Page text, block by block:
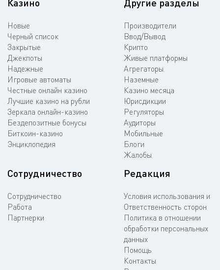
Казино
Новые
Черный список
Закрытые
Джекпоты
Надежные
Игровые автоматы
Честные онлайн казино
Лучшие казино на рубли
Зеркала онлайн-казино
Бездепозитные бонусы
Биткоин-казино
Энциклопедия
Другие разделы
Производители
Ввод/Вывод
Крипто
Живые платформы
Агрегаторы
Наземные
Казино месяца
Юрисдикции
Регуляторы
Аудиторы
Мобильные
Блоги
Жалобы
Сотрудничество
Сотрудничество
Работа
Партнерки
Редакция
Условия использования и
Ответственность сторон
Политика в отношении
обработки персональных
данных
Помощь
Контакты